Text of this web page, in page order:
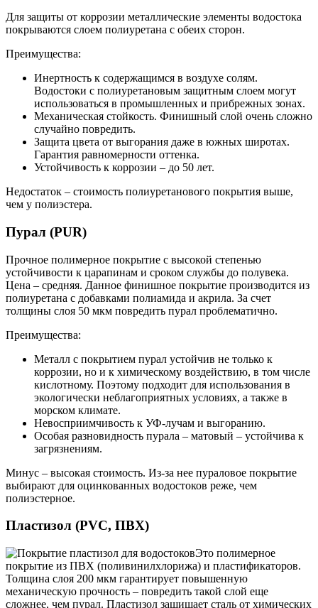
Для защиты от коррозии металлические элементы водостока
покрываются слоем полиуретана с обеих сторон.
Преимущества:
Инертность к содержащимся в воздухе солям.
Водостоки с полиуретановым защитным слоем могут
использоваться в промышленных и прибрежных зонах.
Механическая стойкость. Финишный слой очень сложно
случайно повредить.
Защита цвета от выгорания даже в южных широтах.
Гарантия равномерности оттенка.
Устойчивость к коррозии – до 50 лет.
Недостаток – стоимость полиуретанового покрытия выше,
чем у полиэстера.
Пурал (PUR)
Прочное полимерное покрытие с высокой степенью
устойчивости к царапинам и сроком службы до полувека.
Цена – средняя. Данное финишное покрытие производится из
полиуретана с добавками полиамида и акрила. За счет
толщины слоя 50 мкм повредить пурал проблематично.
Преимущества:
Металл с покрытием пурал устойчив не только к
коррозии, но и к химическому воздействию, в том числе
кислотному. Поэтому подходит для использования в
экологически неблагоприятных условиях, а также в
морском климате.
Невосприимчивость к УФ-лучам и выгоранию.
Особая разновидность пурала – матовый – устойчива к
загрязнениям.
Минус – высокая стоимость. Из-за нее пураловое покрытие
выбирают для оцинкованных водостоков реже, чем
полиэстерное.
Пластизол (PVC, ПВХ)
Это полимерное
покрытие из ПВХ (поливинилхлорижа) и пластификаторов.
Толщина слоя 200 мкм гарантирует повышенную
механическую прочность – повредить такой слой еще
сложнее, чем пурал. Пластизол защищает сталь от химических